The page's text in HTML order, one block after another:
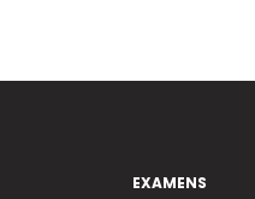
EXAMENS